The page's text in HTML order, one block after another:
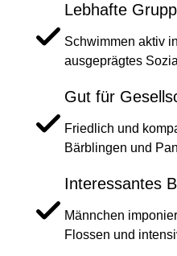
Lebhafte
Schwimmen aktiv
ausgeprägtes
Gut für
Friedlich und
Bärblingen und
Interessantes
Männchen
Flossen und